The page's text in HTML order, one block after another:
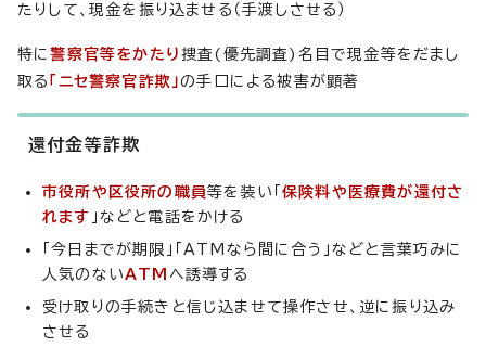
たりして、現金を振り込ませる（手渡しさせる）
特に警察官等をかたり捜査(優先調査)名目で現金等をだまし
取る 「ニセ警察官詐欺」の手口による被害が顕著
還付金等詐欺
市役所や区役所の職員等を装い「 保険料や医療費が還付さ
れます 」などと電話をかける
「今日までが期限」「ATMなら間に合う」などと言葉巧みに
人気のないATM へ誘導する
受け取りの手続きと信じ込ませて操作させ、逆に振り込み
させる